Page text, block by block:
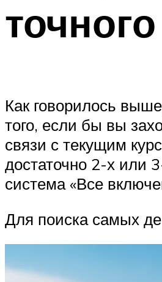
Как говорилось
того, если бы вы
связи с текущим
достаточно 2-х или
система «Все
Для поиска самых